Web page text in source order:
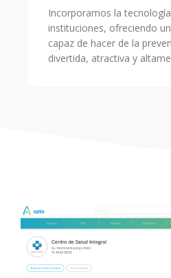
Incorporamos la
instituciones, ofreciendo
capaz de hacer de la
divertida, atractiva y